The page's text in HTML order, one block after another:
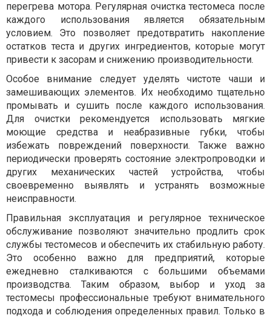
перегрева мотора. Регулярная очистка тестомеса после
каждого использования является обязательным
условием. Это позволяет предотвратить накопление
остатков теста и других ингредиентов, которые могут
привести к засорам и снижению производительности.
Особое внимание следует уделять чистоте чаши и
замешивающих элементов. Их необходимо тщательно
промывать и сушить после каждого использования.
Для очистки рекомендуется использовать мягкие
моющие средства и неабразивные губки, чтобы
избежать повреждений поверхности. Также важно
периодически проверять состояние электропроводки и
других механических частей устройства, чтобы
своевременно выявлять и устранять возможные
неисправности.
Правильная эксплуатация и регулярное техническое
обслуживание позволяют значительно продлить срок
службы тестомесов и обеспечить их стабильную работу.
Это особенно важно для предприятий, которые
ежедневно сталкиваются с большими объемами
производства. Таким образом, выбор и уход за
тестомесы профессиональные требуют внимательного
подхода и соблюдения определенных правил. Только в